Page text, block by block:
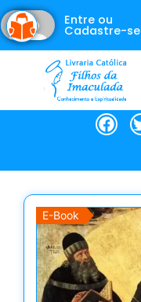
Entre ou
Cadastre-se
E-Book